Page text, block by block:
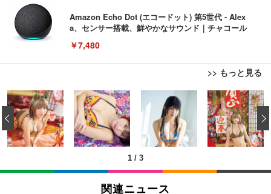
Amazon Echo Dot (エコードット) 第5世代 - Alex
a、センサー搭載、鮮やかなサウンド｜チャコール
￥7,480
>> もっと見る
[EdoErgo] オフィスチェア 椅子 テレワーク 疲れな
い 跳ね上げ式アームレスト コンパクト 約105度ロッ
キング pc 事務椅子 360度回転 座面昇降 強化ナイロ
ン樹脂ベース 通気性メッシュ 在宅ワーク H-WY01
(黒網+黒枠+黒足)
￥5,699
SIHOO B100 オフィスチェア／デスクチェア メッシ
ュチェア 人間工学 疲れない ブラック
EIZO ビジネス向けプレミアムモニター | FlexScan
EV3240X-WT | 31.5型4K UHD・USB Type-C・ホワ
イト
￥105,595
EIZO ビジネス向けプレミアムモニター | FlexScan
Amazonベーシック ペットシーツ 薄型 レギュラー 1
回使い捨て 無香料 ホワイト 300枚
￥3,373
Amazonベーシック ペットシーツ 厚型 ワイド 42枚
x2袋(84枚) ホワイト(吸収面:ライトブルー)
1 / 3
‹
関連ニュース